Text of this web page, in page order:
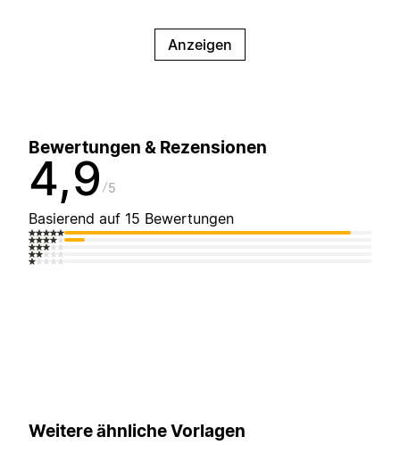
Anzeigen
Bewertungen & Rezensionen
4,9 5
Basierend auf 15 Bewertungen
Weitere ähnliche Vorlagen